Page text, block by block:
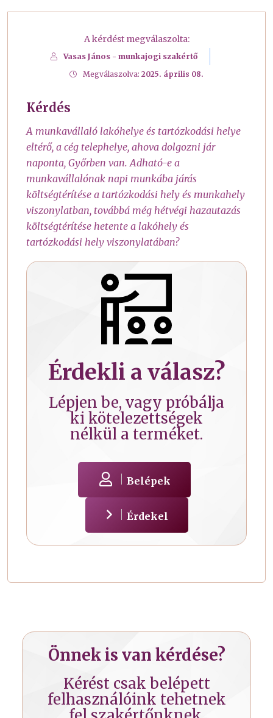
A kérdést megválaszolta:
Vasas János - munkajogi szakértő
Megválaszolva: 2025. április 08.
Kérdés
A munkavállaló lakóhelye és tartózkodási helye
eltérő, a cég telephelye, ahova dolgozni jár
naponta, Győrben van. Adható-e a
munkavállalónak napi munkába járás
költségtérítése a tartózkodási hely és munkahely
viszonylatban, továbbá még hétvégi hazautazás
költségtérítése hetente a lakóhely és
tartózkodási hely viszonylatában?
Érdekli a válasz?
Lépjen be, vagy próbálja
ki kötelezettségek
nélkül a terméket.
Belépek
Érdekel
Önnek is van kérdése?
Kérést csak belépett
felhasználóink tehetnek